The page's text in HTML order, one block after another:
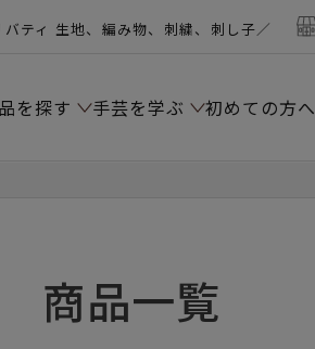
バティ 生地、編み物、刺繍、刺し子／
を探す 手芸を学ぶ 初めての方へ
商品一覧